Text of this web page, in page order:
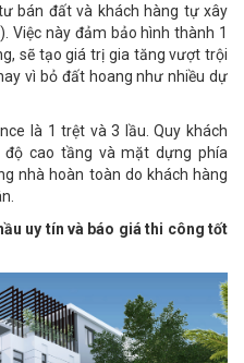
bán đất và khách hàng tự xây
Việc này đảm bảo hình thành 1
sẽ tạo giá trị gia tăng vượt trội
vì bỏ đất hoang như nhiều dự
là 1 trệt và 3 lầu. Quy khách
cao tầng và mặt dựng phía
nhà hoàn toàn do khách hàng
uy tín và báo giá thi công tốt